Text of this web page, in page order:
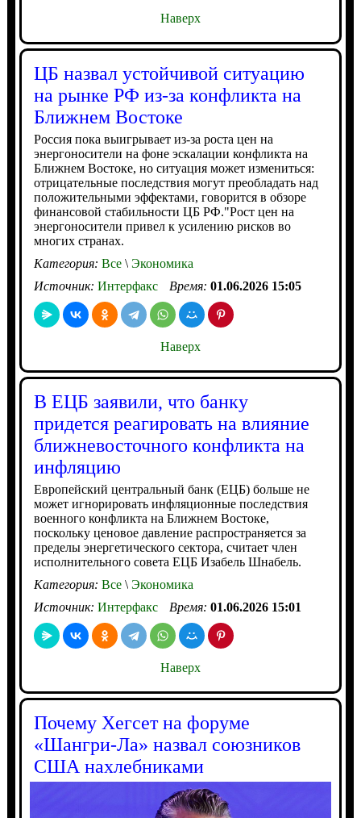
Наверх
ЦБ назвал устойчивой ситуацию
на рынке РФ из-за конфликта на
Ближнем Востоке
Россия пока выигрывает из-за роста цен на
энергоносители на фоне эскалации конфликта на
Ближнем Востоке, но ситуация может измениться:
отрицательные последствия могут преобладать над
положительными эффектами, говорится в обзоре
финансовой стабильности ЦБ РФ."Рост цен на
энергоносители привел к усилению рисков во
многих странах.
Категория: Все\Экономика
Источник: Интерфакс Время: 01.06.2026 15:05
Наверх
В ЕЦБ заявили, что банку
придется реагировать на влияние
ближневосточного конфликта на
инфляцию
Европейский центральный банк (ЕЦБ) больше не
может игнорировать инфляционные последствия
военного конфликта на Ближнем Востоке,
поскольку ценовое давление распространяется за
пределы энергетического сектора, считает член
исполнительного совета ЕЦБ Изабель Шнабель.
Категория: Все\Экономика
Источник: Интерфакс Время: 01.06.2026 15:01
Наверх
Почему Хегсет на форуме
«Шангри-Ла» назвал союзников
США нахлебниками